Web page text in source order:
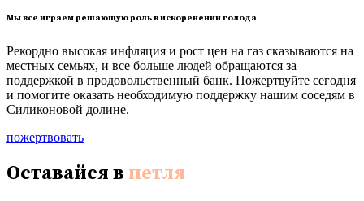
Мы все играем решающую роль в искоренении голода
Рекордно высокая инфляция и рост цен на газ сказываются на
местных семьях, и все больше людей обращаются за
поддержкой в продовольственный банк. Пожертвуйте сегодня
и помогите оказать необходимую поддержку нашим соседям в
Силиконовой долине.
пожертвовать
Оставайся в петля